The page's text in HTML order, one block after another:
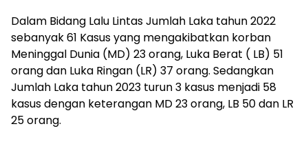
Dalam Bidang Lalu Lintas Jumlah Laka tahun 2022
sebanyak 61 Kasus yang mengakibatkan korban
Meninggal Dunia (MD) 23 orang, Luka Berat ( LB) 51
orang dan Luka Ringan (LR) 37 orang. Sedangkan
Jumlah Laka tahun 2023 turun 3 kasus menjadi 58
kasus dengan keterangan MD 23 orang, LB 50 dan LR
25 orang.